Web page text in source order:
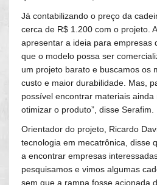
Já contabilizando o preço da
cerca de R$ 1.200 com o projeto.
apresentar a ideia para empresas
que o modelo possa ser
um projeto barato e buscamos os
custo e maior durabilidade. Mas,
possível encontrar materiais ainda
otimizar o produto”, disse Serafim.
Orientador do projeto, Ricardo
tecnologia em mecatrônica, disse
a encontrar empresas
pesquisamos e vimos algumas
sem que a rampa fosse acionada